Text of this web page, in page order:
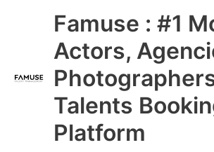
Famuse : #1
Actors,
Talents
Platform
Main
Menu